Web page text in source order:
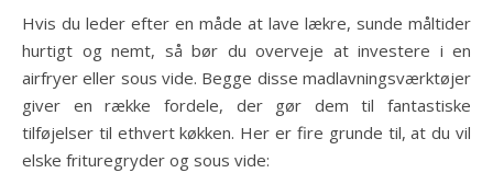
Hvis du leder efter en måde at lave lækre, sunde måltider
hurtigt og nemt, så bør du overveje at investere i en
airfryer eller sous vide. Begge disse madlavningsværktøjer
giver en række fordele, der gør dem til fantastiske
tilføjelser til ethvert køkken. Her er fire grunde til, at du vil
elske frituregryder og sous vide: